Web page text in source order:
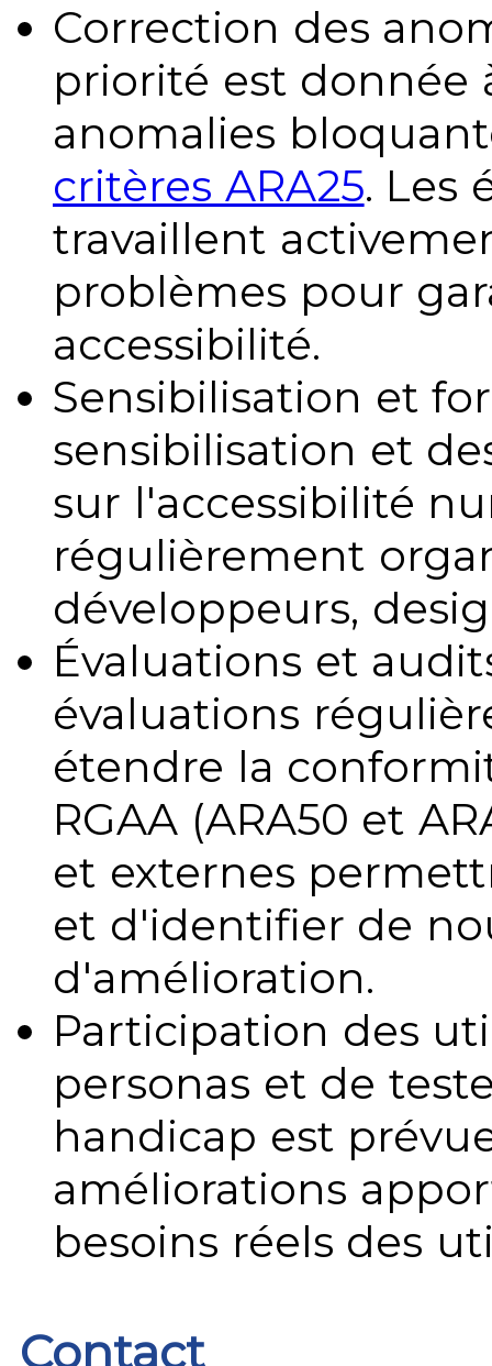
Correction des
priorité est donnée
anomalies
critères ARA25. Les
travaillent
problèmes pour
accessibilité.
Sensibilisation et
sensibilisation et
sur l'accessibilité
régulièrement
développeurs,
Évaluations et
évaluations
étendre la
RGAA (ARA50 et
et externes
et d'identifier de
d'amélioration.
Participation des
personas et de
handicap est
améliorations
besoins réels des
Contact